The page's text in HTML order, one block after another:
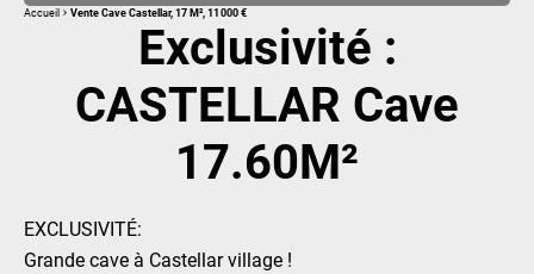
Accueil Vente Cave Castellar, 17 M², 11 000 €
Exclusivité :
CASTELLAR Cave
17.60M²
EXCLUSIVITÉ:
Grande cave à Castellar village !